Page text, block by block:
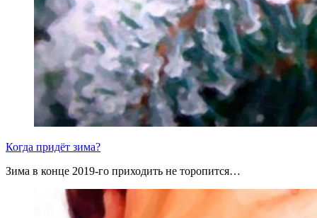
Когда придёт зима?
Зима в конце 2019-го приходить не торопится…